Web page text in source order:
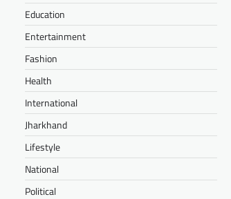
Education
Entertainment
Fashion
Health
International
Jharkhand
Lifestyle
National
Political